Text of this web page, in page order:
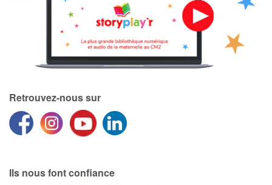
Fêtes et évènements
Amour et amitié
Sujets de société
Émotions et sentiments
Formats et illustrations
Retrouvez-nous sur
Ils nous font confiance